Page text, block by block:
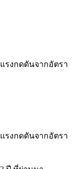
รงกดดันจากอัตรา
รงกดดันจากอัตรา